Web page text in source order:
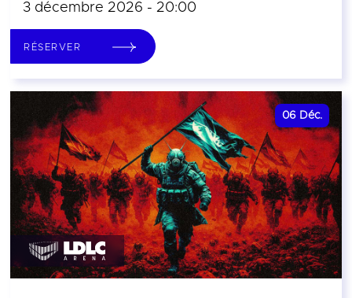
3 décembre 2026 - 20:00
RÉSERVER
06 Déc.